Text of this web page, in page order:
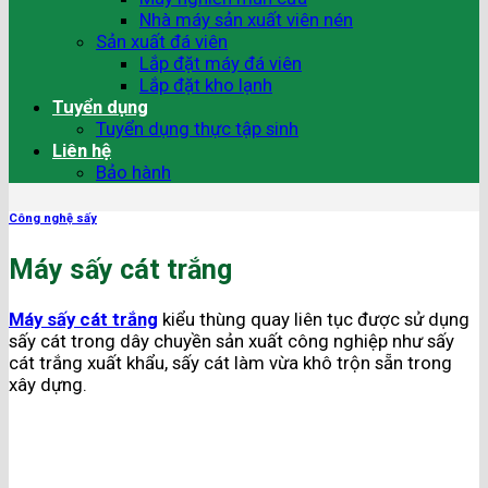
Nhà máy sản xuất viên nén
Sản xuất đá viên
Lắp đặt máy đá viên
Lắp đặt kho lạnh
Tuyển dụng
Tuyển dụng thực tập sinh
Liên hệ
Bảo hành
Công nghệ sấy
Máy sấy cát trắng
Máy sấy cát trắng kiểu thùng quay liên tục được sử dụng
sấy cát trong dây chuyền sản xuất công nghiệp như sấy
cát trắng xuất khẩu, sấy cát làm vừa khô trộn sẵn trong
xây dựng.